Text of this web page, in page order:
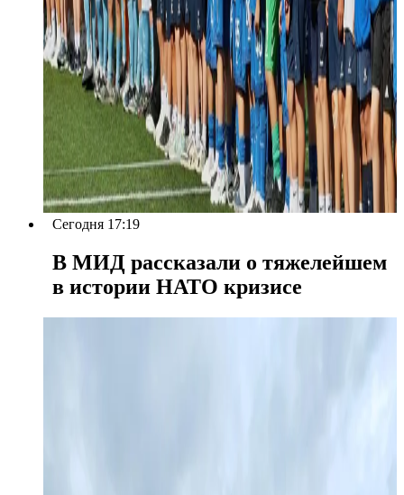
Сегодня 17:19
В МИД рассказали о тяжелейшем
в истории НАТО кризисе